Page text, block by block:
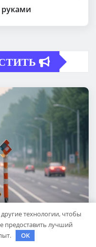
технологии, чтобы
предоставить лучший
OK